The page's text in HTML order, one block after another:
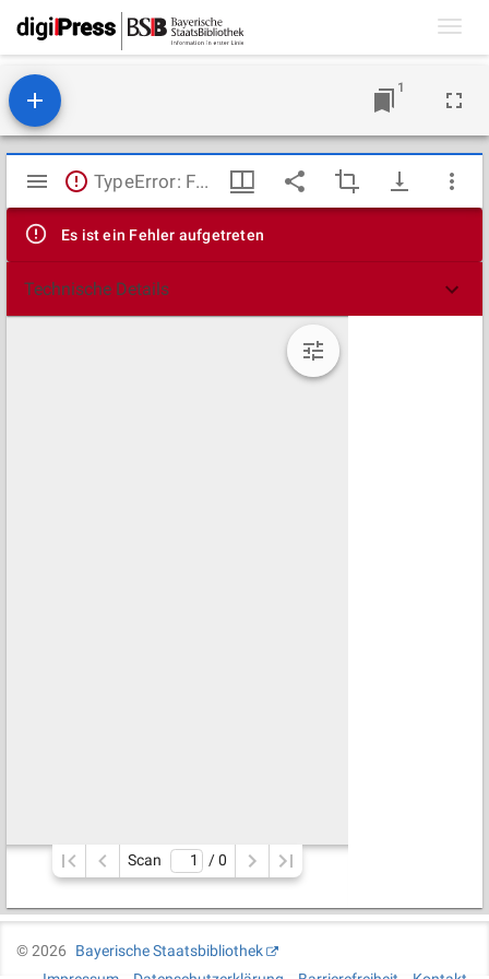
1
Mirador
Viewer
TypeError: Failed to fetch
Es ist ein Fehler aufgetreten
Technische Details
Scan / 0
©2026
Bayerische Staatsbibliothek